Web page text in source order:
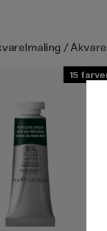
/
15